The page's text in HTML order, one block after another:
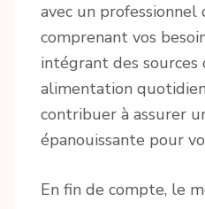
avec un professionnel
comprenant vos
intégrant des sources
alimentation
contribuer à assurer
épanouissante pour
En fin de compte, le